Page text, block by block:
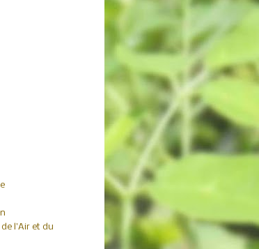
l'Air et du